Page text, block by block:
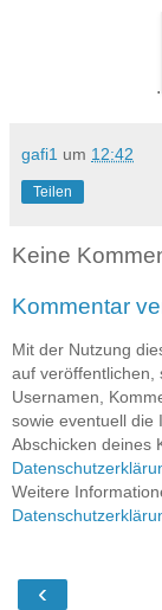
.
gafi1 um 12:42
Teilen
Keine
Kommentar
Mit der Nutzung
auf veröffentlichen,
Usernamen,
sowie eventuell die
Abschicken deines
Weitere
‹